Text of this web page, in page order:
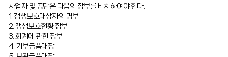
사업자 및 공단은 다음의 장부를 비치하여야 한다.
1. 갱생보호대상자의 명부
2. 갱생보호현황 장부
3. 회계에 관한 장부
4. 기부금품대장